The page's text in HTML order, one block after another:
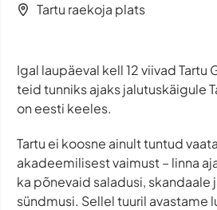
Tartu raekoja plats
Igal laupäeval kell 12 viivad
teid tunniks ajaks jalutuskäigule
on eesti keeles.
Tartu ei koosne ainult tuntud
akadeemilisest vaimust – linna
ka põnevaid saladusi, skandaale
sündmusi. Sellel tuuril avastame